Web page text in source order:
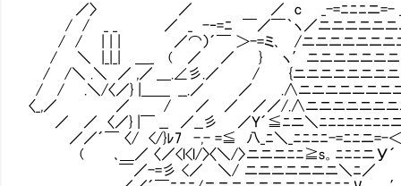
／〉 ／ ／ c _-=ﾆﾆﾆ
/ / _ _ ／ _ -‐=ﾆ ￣／￣｀ヽ／ニニ
/ / | | | ／⌒）´￣ ＞-=ミ､ /ニニニ
/ ＼ |_|_| ＿_ ( ／ ／ } ヽ′ニニニニ
/ /＼ .＼ ／ ,／ ＿.∠彡.／ / {ニニニニニニニ
/ / .＼/〈／} |＿＿ __.／ ／ .∧ニニニニ
〈_,／ ／ / ／ ／ ／／/.∧ニニニニニニ
／ ／ 〈／} |￣ __ ／__彡 ／Ｙ´≦ﾆニ＼ﾆﾆ
／／´￣ 〈/ </}ﾚ7 -,- =≦ 八_ﾆ＼_ﾆﾆﾆﾆ-
( ､＿／ 〈／<l<l/〉〈＼/〉 ニニニﾆﾆ≧s
￣／-=彡 <／ ＼/ ニニニニニニ